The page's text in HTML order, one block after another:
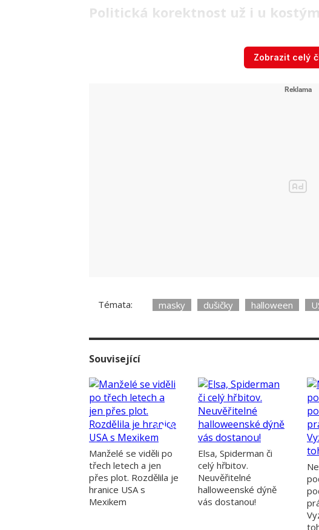
Politická korektnost už i u
V posledních letech se ovšem ani jeden
se vhodnosti nebo spíš nevhodnosti některých
dětský kostým izraelského vojáka či arabský nos.
Zobrazit celý
Témata: masky dušičky halloween
Související
Manželé se viděli po
třech letech a jen
přes plot. Rozdělila je
hranice USA s
Mexikem
Elsa, Spiderman či
celý hřbitov.
Neuvěřitelné
halloweenské dýně
vás dostanou!